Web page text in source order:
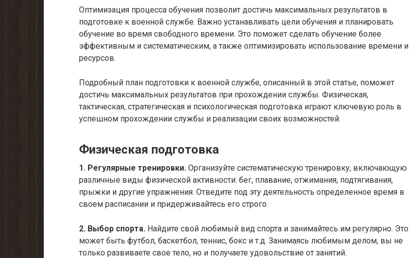
Оптимизация процесса обучения позволит достичь максимальных результатов в
подготовке к военной службе. Важно устанавливать цели обучения и планировать
обучение во время свободного времени. Это поможет сделать обучение более
эффективным и систематическим, а также оптимизировать использование времени и
ресурсов.
Подробный план подготовки к военной службе, описанный в этой статье, поможет
достичь максимальных результатов при прохождении службы. Физическая,
тактическая, стратегическая и психологическая подготовка играют ключевую роль в
успешном прохождении службы и реализации своих возможностей.
Физическая подготовка
1. Регулярные тренировки. Организуйте систематическую тренировку, включающую
различные виды физической активности: бег, плавание, отжимания, подтягивания,
прыжки и другие упражнения. Отведите под эту деятельность определенное время в
своем расписании и придерживайтесь его строго.
2. Выбор спорта. Найдите свой любимый вид спорта и занимайтесь им регулярно. Это
может быть футбол, баскетбол, теннис, бокс и т.д. Занимаясь любимым делом, вы не
только развиваете свое тело, но и получаете удовольствие от занятий.